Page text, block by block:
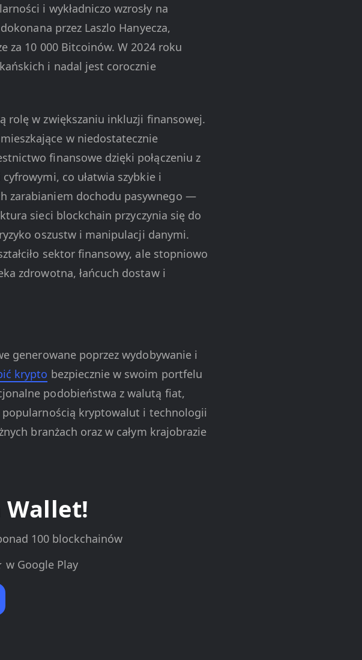
i wykładniczo wzrosły na
przez Laszlo Hanyecza,
za 10 000 Bitcoinów. W 2024 roku
i nadal jest corocznie
rolę w zwiększaniu inkluzji finansowej.
w niedostatecznie
finansowe dzięki połączeniu z
co ułatwia szybkie i
zarabianiem dochodu pasywnego —
sieci blockchain przyczynia się do
oszustw i manipulacji danymi.
sektor finansowy, ale stopniowo
zdrowotna, łańcuch dostaw i
generowane poprzez wydobywanie i
krypto bezpiecznie w swoim portfelu
podobieństwa z walutą fiat,
popularnością kryptowalut i technologii
branżach oraz w całym krajobrazie
Wallet!
100 blockchainów
Google Play